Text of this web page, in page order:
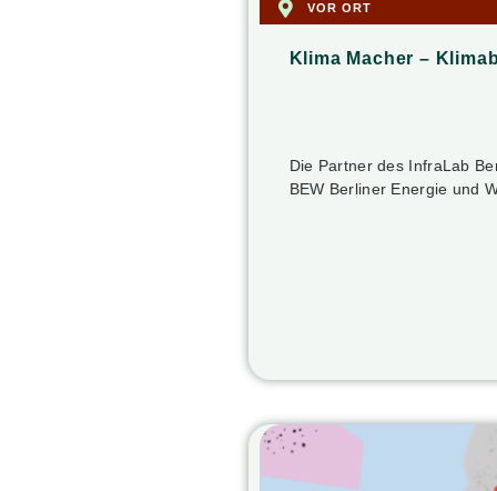
VOR ORT
Klima Macher –
Die Partner des InfraLab
BEW Berliner Energie und